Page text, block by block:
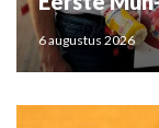
6 augustus 2026